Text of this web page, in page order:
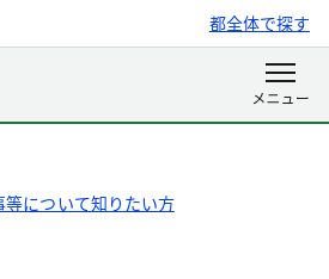
都全体で探す
について知りたい方